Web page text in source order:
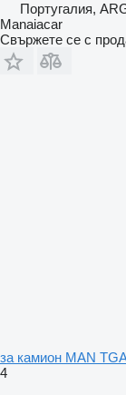
Португалия,
Manaiacar
Свържете се с
за камион MAN
4